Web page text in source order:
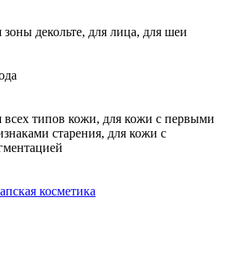
зоны декольте, для лица, для шеи
всех типов кожи, для кожи с первыми
старения, для кожи с
косметика